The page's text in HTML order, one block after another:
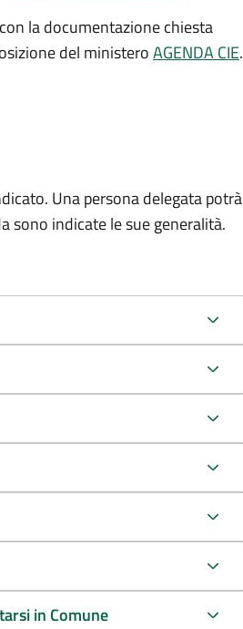
la documentazione chiesta
del ministeroAGENDA CIE.
Una persona delegata potrà
sono indicate le sue generalità.
in Comune